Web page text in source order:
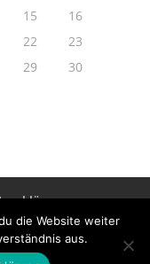
15
16
22
23
29
30
die Website weiter
aus.